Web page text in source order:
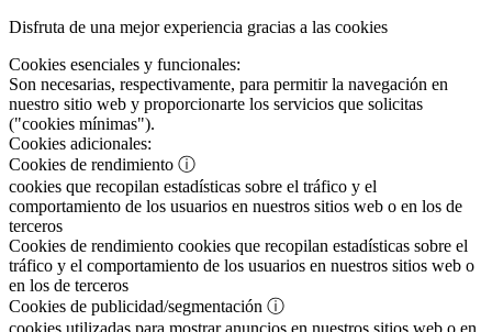
Disfruta de una mejor experiencia gracias a las cookies
Cookies esenciales y funcionales:
Son necesarias, respectivamente, para permitir la navegación en
nuestro sitio web y proporcionarte los servicios que solicitas
("cookies mínimas").
Cookies adicionales:
Cookies de rendimiento ⓘ
cookies que recopilan estadísticas sobre el tráfico y el
comportamiento de los usuarios en nuestros sitios web o en los de
terceros
Cookies de rendimiento cookies que recopilan estadísticas sobre el
tráfico y el comportamiento de los usuarios en nuestros sitios web o
en los de terceros
Cookies de publicidad/segmentación ⓘ
cookies utilizadas para mostrar anuncios en nuestros sitios web o en